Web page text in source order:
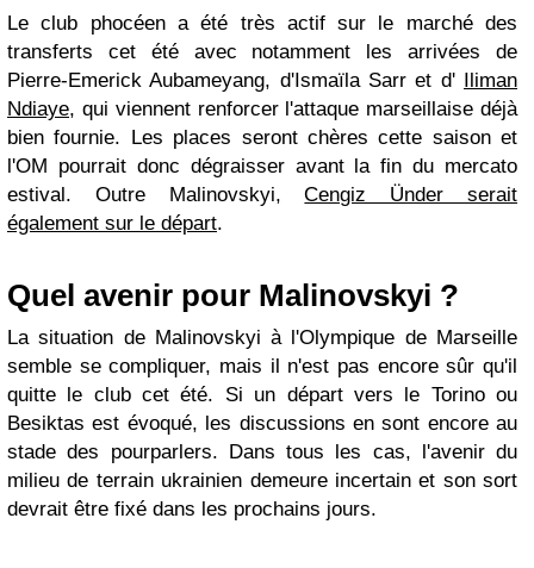
Le club phocéen a été très actif sur le marché des
transferts cet été avec notamment les arrivées de
Pierre-Emerick Aubameyang, d'Ismaïla Sarr et d' Iliman
Ndiaye, qui viennent renforcer l'attaque marseillaise déjà
bien fournie. Les places seront chères cette saison et
l'OM pourrait donc dégraisser avant la fin du mercato
estival. Outre Malinovskyi,Cengiz Ünder serait
également sur le départ.
Quel avenir pour Malinovskyi ?
La situation de Malinovskyi à l'Olympique de Marseille
semble se compliquer, mais il n'est pas encore sûr qu'il
quitte le club cet été. Si un départ vers le Torino ou
Besiktas est évoqué, les discussions en sont encore au
stade des pourparlers. Dans tous les cas, l'avenir du
milieu de terrain ukrainien demeure incertain et son sort
devrait être fixé dans les prochains jours.